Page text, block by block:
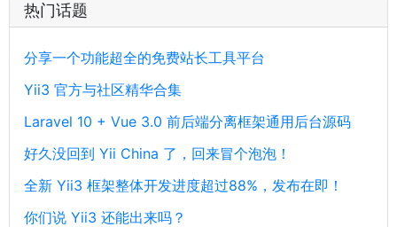
热门话题
分享一个功能超全的免费站长工具平台
Yii3 官方与社区精华合集
Laravel 10 + Vue 3.0 前后端分离框架通用后台源码
好久没回到 Yii China 了，回来冒个泡泡！
全新 Yii3 框架整体开发进度超过88%，发布在即！
你们说 Yii3 还能出来吗？